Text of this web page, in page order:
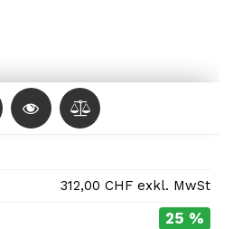
312,00 CHF exkl. MwSt
25 %